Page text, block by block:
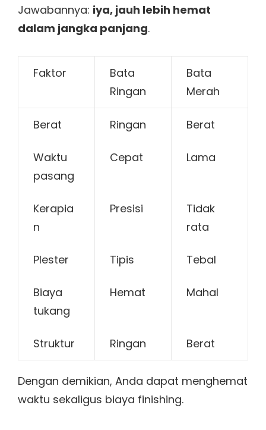
Jawabannya: iya, jauh lebih hemat
dalam jangka panjang.
Faktor
Bata
Ringan
Bata
Merah
Berat Ringan Berat
Waktu
pasang
Cepat Lama
Kerapia
n
Presisi
Tidak
rata
Plester Tipis Tebal
Biaya
tukang
Hemat Mahal
Struktur Ringan Berat
Dengan demikian, Anda dapat menghemat
waktu sekaligus biaya finishing.